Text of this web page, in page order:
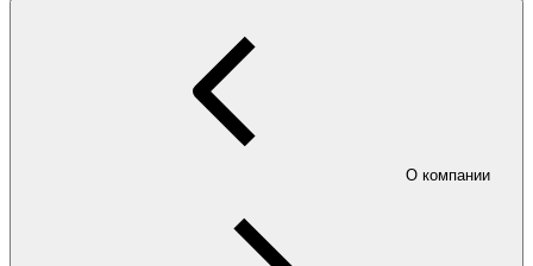
О компании